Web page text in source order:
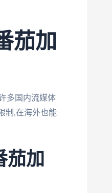
茄加
多国内流媒体
制,在海外也能
茄加